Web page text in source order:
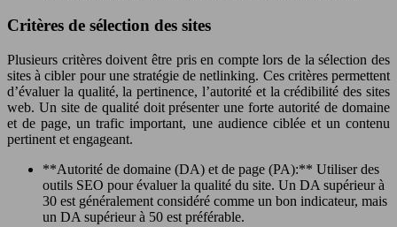
Critères de sélection des sites
Plusieurs critères doivent être pris en compte lors de la sélection des
sites à cibler pour une stratégie de netlinking. Ces critères permettent
d’évaluer la qualité, la pertinence, l’autorité et la crédibilité des sites
web. Un site de qualité doit présenter une forte autorité de domaine
et de page, un trafic important, une audience ciblée et un contenu
pertinent et engageant.
**Autorité de domaine (DA) et de page (PA):** Utiliser des
outils SEO pour évaluer la qualité du site. Un DA supérieur à
30 est généralement considéré comme un bon indicateur, mais
un DA supérieur à 50 est préférable.